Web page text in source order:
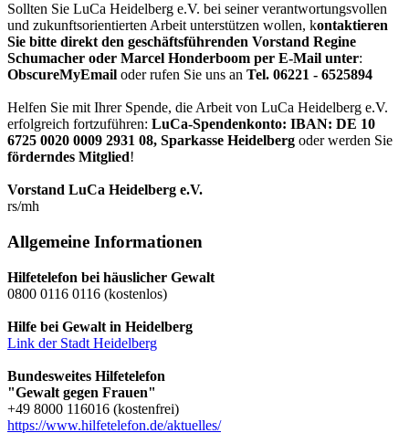
Sollten Sie LuCa Heidelberg e.V. bei seiner verantwortungsvollen
und zukunftsorientierten Arbeit unterstützen wollen, kontaktieren
Sie bitte direkt den geschäftsführenden Vorstand Regine
Schumacher oder Marcel Honderboom per E-Mail unter:
ObscureMyEmail oder rufen Sie uns an Tel. 06221 - 6525894
Helfen Sie mit Ihrer Spende, die Arbeit von LuCa Heidelberg e.V.
erfolgreich fortzuführen: LuCa-Spendenkonto: IBAN: DE 10
6725 0020 0009 2931 08, Sparkasse Heidelberg oder werden Sie
förderndes Mitglied!
Vorstand LuCa Heidelberg e.V.
rs/mh
Allgemeine Informationen
Hilfetelefon bei häuslicher Gewalt
0800 0116 0116 (kostenlos)
Hilfe bei Gewalt in Heidelberg
Link der Stadt Heidelberg
Bundesweites Hilfetelefon
"Gewalt gegen Frauen"
+49 8000 116016 (kostenfrei)
https://www.hilfetelefon.de/aktuelles/